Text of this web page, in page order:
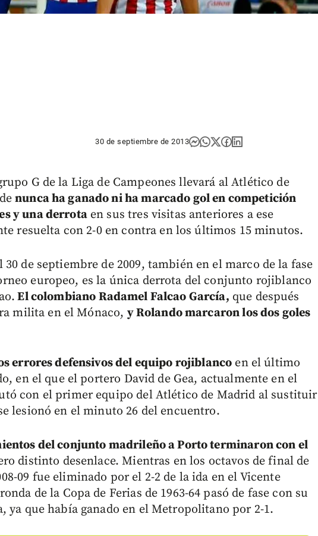
30 de septiembre de 2013
G de la Liga de Campeones llevará al Atlético de
nunca ha ganado ni ha marcado gol en competición
y una derrotaen sus tres visitas anteriores a ese
resuelta con 2-0 en contra en los últimos 15 minutos.
de septiembre de 2009, también en el marco de la fase
europeo, es la única derrota del conjunto rojiblanco
El colombiano Radamel Falcao García, que después
milita en el Mónaco, y Rolando marcaron los dos goles
errores defensivos del equipo rojiblanco en el último
en el que el portero David de Gea, actualmente en el
con el primer equipo del Atlético de Madrid al sustituir
lesionó en el minuto 26 del encuentro.
del conjunto madrileño a Porto terminaron con el
distinto desenlace. Mientras en los octavos de final de
09 fue eliminado por el 2-2 de la ida en el Vicente
de la Copa de Ferias de 1963-64 pasó de fase con su
ya que había ganado en el Metropolitano por 2-1.